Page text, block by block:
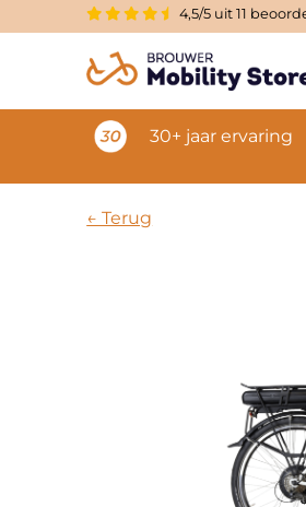
4,5/5 uit 11
30+ jaar ervaring
← Terug